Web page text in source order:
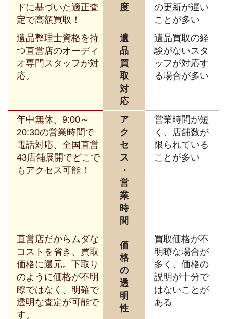
ドに基づいた適正査
定で高額買取！
度
の更新が遅い
ことが多い
遺品整理士資格を持
つ直営店のオーディ
オ専門スタッフが対
応。
遺
品
買
取
対
応
遺品買取の経
験がないスタ
ッフが対応す
る場合が多い
年中無休、9:00～
20:30の営業時間で
電話対応、全国直営
43店舗展開でどこで
もアクセス可能！
ア
ク
セ
ス
・
営
業
時
間
営業時間が短
く、店舗数が
限られている
ことが多い
直営店だからムダな
コストを省き、買取
価格に還元。下取り
のように価格が不明
瞭ではなく、明確で
透明な査定が可能で
す。
価
格
の
透
明
性
買取価格が不
明瞭な場合が
多く、価格の
説明が十分で
はないことが
ある